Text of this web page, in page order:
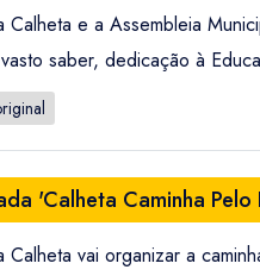
Calheta e a Assembleia
saber, dedicação à
'Calheta Caminha
Calheta vai organizar a